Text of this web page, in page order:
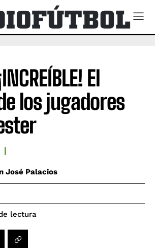
El
los jugadores
José Palacios
lectura